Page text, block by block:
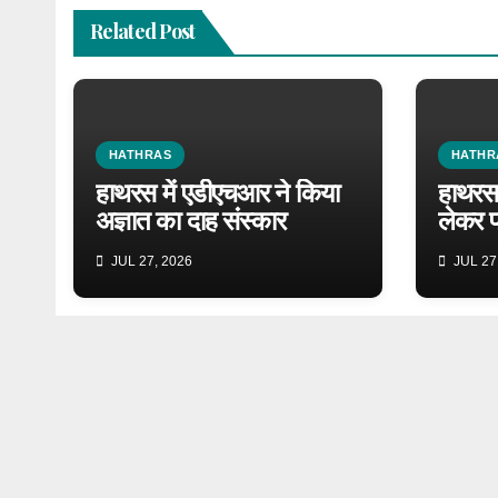
Related Post
HATHRAS
हाथरस में एडीएचआर ने किया
अज्ञात का दाह संस्कार
JUL 27, 2026
लेकर
JUL